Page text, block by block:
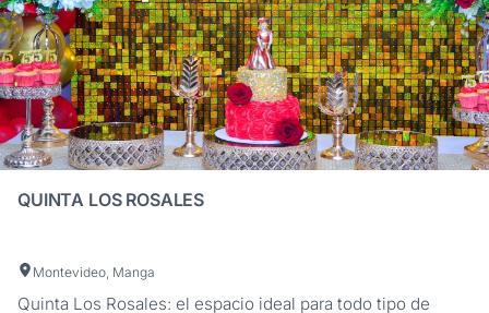
QUINTA LOS ROSALES
Montevideo, Manga
Quinta Los Rosales: el espacio ideal para todo tipo de
¿Buscás una chacra que se adapte a tus necesidades y
Navegá nuestra guía, compará capacidades, mirá el mapa
Empezá hoy mismo a diseñar una experiencia a la altura de tus